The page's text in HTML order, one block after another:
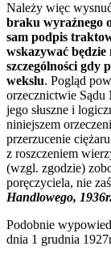
Należy więc
braku wyraźnego
sam podpis
wskazywać
szczególności gdy
wekslu. Pogląd
orzecznictwie
jego słuszne i
niniejszem
przerzucenie
z roszczeniem
(wzgl. zgodzie)
poręczyciela, nie
Handlowego, 1936r.
Podobnie
dnia 1 grudnia